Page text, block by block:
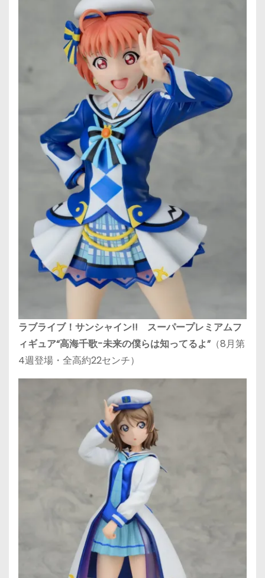
ラブライブ！サンシャイン!! スーパープレミアムフ
ィギュア“高海千歌-未来の僕らは知ってるよ”（8月第
4週登場・全高約22センチ）